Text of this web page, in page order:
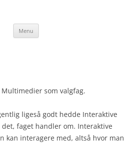
Menu
Multimedier som valgfag.
ligeså godt hedde Interaktive
faget handler om. Interaktive
kan interagere med, altså hvor man